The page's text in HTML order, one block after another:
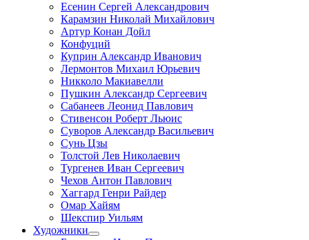
Есенин Сергей Александрович
Карамзин Николай Михайлович
Артур Конан Дойл
Конфуций
Куприн Александр Иванович
Лермонтов Михаил Юрьевич
Никколо Макиавелли
Пушкин Александр Сергеевич
Сабанеев Леонид Павлович
Стивенсон Роберт Льюис
Суворов Александр Васильевич
Сунь Цзы
Толстой Лев Николаевич
Тургенев Иван Сергеевич
Чехов Антон Павлович
Хаггард Генри Райдер
Омар Хайям
Шекспир Уильям
Художники